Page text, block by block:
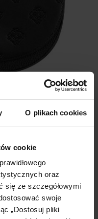
O plikach cookies
cookie
oraz
się ze szczegółowymi
swoje
„Dostosuj pliki